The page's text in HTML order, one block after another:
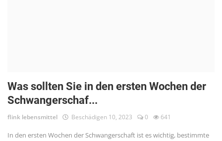
Was sollten Sie in den ersten Wochen der
Schwangerschaf...
flink lebensmittel Beschädigen 10, 2023 0 641
In den ersten Wochen der Schwangerschaft ist es wichtig, bestimmte